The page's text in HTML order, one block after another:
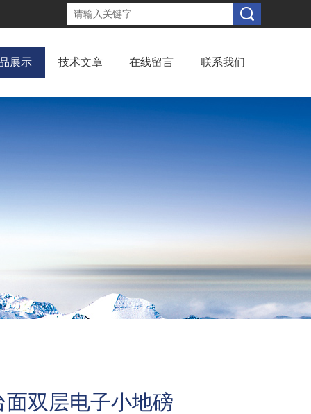
展示 技术文章 在线留言 联系我们
双层电子小地磅